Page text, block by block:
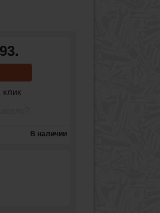
93.
клик
В наличии